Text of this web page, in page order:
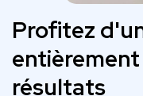
Profitez
résultats